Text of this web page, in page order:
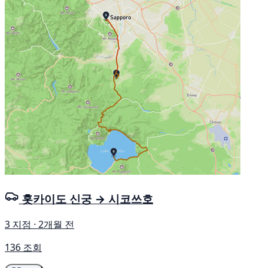
홋카이도 신궁 → 시코쓰호
3 지점 · 2개월 전
136 조회